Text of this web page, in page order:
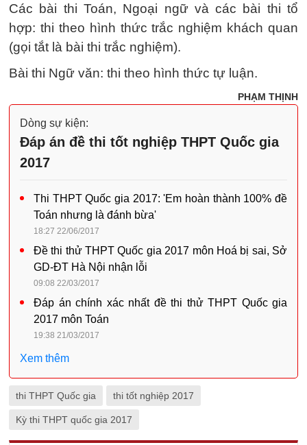
Các bài thi Toán, Ngoại ngữ và các bài thi tổ
hợp: thi theo hình thức trắc nghiệm khách quan
(gọi tắt là bài thi trắc nghiệm).
Bài thi Ngữ văn: thi theo hình thức tự luận.
PHẠM THỊNH
Dòng sự kiện:
Đáp án đề thi tốt nghiệp THPT Quốc gia
2017
Thi THPT Quốc gia 2017: 'Em hoàn thành 100% đề
Toán nhưng là đánh bừa'
18:27 22/06/2017
Đề thi thử THPT Quốc gia 2017 môn Hoá bị sai, Sở
GD-ĐT Hà Nội nhận lỗi
09:08 22/03/2017
Đáp án chính xác nhất đề thi thử THPT Quốc gia
2017 môn Toán
19:38 21/03/2017
Xem thêm
thi THPT Quốc gia thi tốt nghiệp 2017
Kỳ thi THPT quốc gia 2017